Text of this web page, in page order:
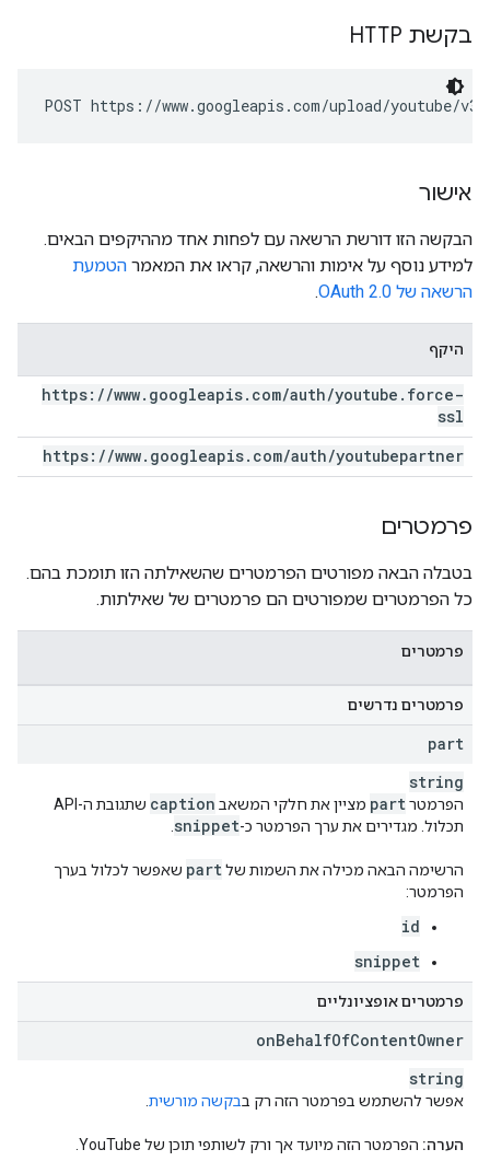
בקשת HTTP
POST https://www.googleapis.com/upload/youtube/
אישור
הבקשה הזו דורשת הרשאה עם לפחות אחד מההיקפים הבאים.
למידע נוסף על אימות והרשאה, קראו את המאמר הטמעת
הרשאה של OAuth 2.0
.
היקף
https: //www. googleapis. com/auth/youtube . force-
ssl
https: //www. googleapis. com/auth/youtubepartner
פרמטרים
בטבלה הבאה מפורטים הפרמטרים שהשאילתה הזו תומכת בהם.
כל הפרמטרים שמפורטים הם פרמטרים של שאילתות.
פרמטרים
פרמטרים נדרשים
part
string
הפרמטרpart מציין את חלקי המשאב caption
שתגובת ה-API
תכלול. מגדירים את ערך הפרמטר כ-snippet
הרשימה הבאה מכילה את השמות שלpart שאפשר לכלול בערך
הפרמטר:
id
snippet
פרמטרים אופציונליים
onBehalfOfContentOwner
string
אפשר להשתמש בפרמטר הזה רק בבקשה מורשית
הערה: הפרמטר הזה מיועד אך ורק לשותפי תוכן של YouTube.